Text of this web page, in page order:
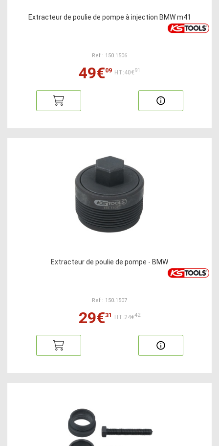
Extracteur de poulie de pompe à injection BMW m41
Ref : 150.1506
49€09 HT:40€91
Extracteur de poulie de pompe - BMW
Ref : 150.1507
29€31 HT:24€42